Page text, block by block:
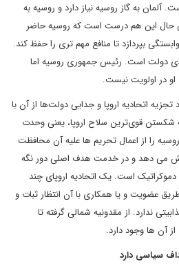
به گاز روسیه نیاز دارد و روسیه به
حال این هم درست است که روسیه حاضر
بپردازد تا منافع مهم تری را حفظ کند.
دولت است. رئیس جمهوری روسیه اما
او در اولویت نیست.
اتحادیه اروپا و جدایی دولت‌ها از آن با
شکستن قوی‌ترین سلاح اروپا، یعنی وحدت
را از اعمال تحریم ها علیه آن محافظت
می دهد و در خدمت هدف اصلی دور نگه
دموکراتیک است. یک اتحادیه اروپای چند
عضویت و یا همکاری با آن انتظار ثبات و
ندارد. از مقدونیه شمالی گرفته تا
آن ها وجود دارد.
سیاسی دارد